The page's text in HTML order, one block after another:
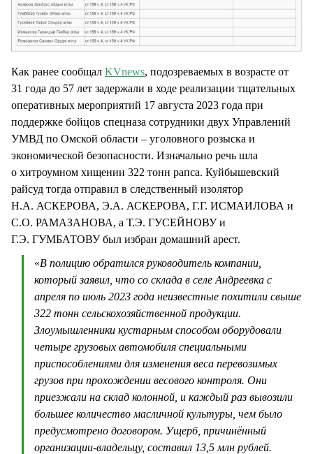
Как ранее сообщал KVnews, подозреваемых в возрасте от
31 года до 57 лет задержали в ходе реализации тщательных
оперативных мероприятий 17 августа 2023 года при
поддержке бойцов спецназа сотрудники двух Управлений
УМВД по Омской области – уголовного розыска и
экономической безопасности. Изначально речь шла
о хитроумном хищении 322 тонн рапса. Куйбышевский
райсуд тогда отправил в следственный изолятор
Н.А. АСКЕРОВА, Э.А. АСКЕРОВА, Г.Г. ИСМАИЛОВА и
С.О. РАМАЗАНОВА, а Т.Э. ГУСЕЙНОВУ и
Г.Э. ГУМБАТОВУ был избран домашний арест.
«В полицию обратился руководитель компании,
который заявил, что со склада в селе Андреевка с
апреля по июль 2023 года неизвестные похитили свыше
322 тонн сельскохозяйственной продукции.
Злоумышленники кустарным способом оборудовали
четыре грузовых автомобиля специальными
приспособлениями для изменения веса перевозимых
грузов при прохождении весового контроля. Они
приезжали на склад колонной, и каждый раз вывозили
большее количество масличной культуры, чем было
предусмотрено договором. Ущерб, причинённый
организации-владельцу, составил 13,5 млн рублей.